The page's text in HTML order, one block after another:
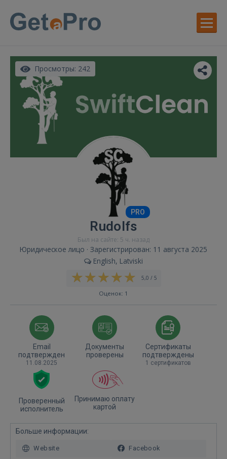
Просмотры: 242
PRO
Rudolfs
Был на сайте: 5 ч. назад
Юридическое лицо · Зарегистрирован: 11 августа 2025
English, Latviski
5,0 / 5
Оценок: 1
Email
подтвержден
11.08.2025
Документы
проверены
Сертификаты
подтверждены
1 сертификатов
Проверенный
исполнитель
Принимаю оплату
картой
Больше информации:
Website Facebook